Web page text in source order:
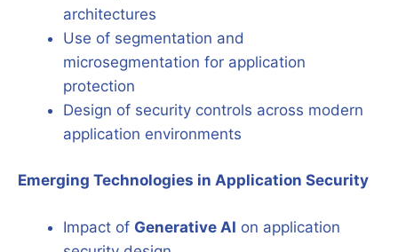
architectures
Use of segmentation and
microsegmentation for application
protection
Design of security controls across modern
application environments
Emerging Technologies in Application Security
Impact of Generative AI on application